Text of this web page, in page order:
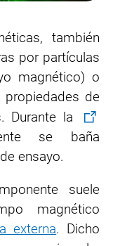
también
por partículas
magnético) o
propiedades de
Durante la
se baña
ensayo.
suele
magnético
externa. Dicho